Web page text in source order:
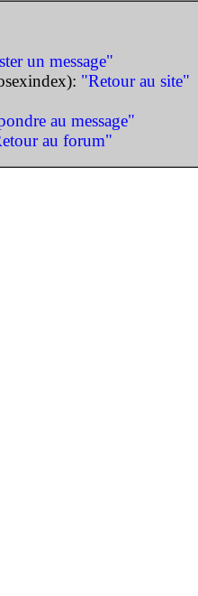
un message"
"Retour au site"
au message"
au forum"